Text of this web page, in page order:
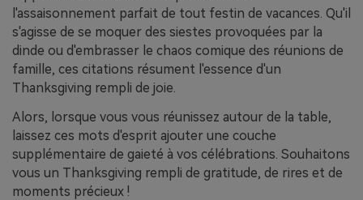
l'assaisonnement parfait de tout festin de vacances. Qu'il
s'agisse de se moquer des siestes provoquées par la
dinde ou d'embrasser le chaos comique des réunions de
famille, ces citations résument l'essence d'un
Thanksgiving rempli de joie.
Alors, lorsque vous vous réunissez autour de la table,
laissez ces mots d'esprit ajouter une couche
supplémentaire de gaieté à vos célébrations. Souhaitons
vous un Thanksgiving rempli de gratitude, de rires et de
moments précieux !